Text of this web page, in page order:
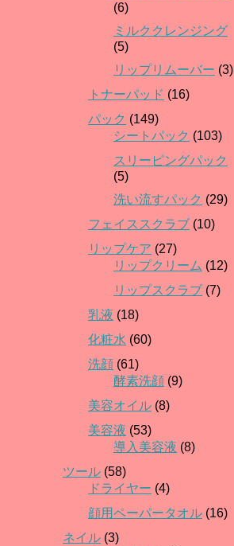
(6)
ミルククレンジング
(5)
リップリムーバー (3)
トナーパッド (16)
パック (149)
シートパック (103)
スリーピングパック
(5)
洗い流すパック (29)
フェイススクラブ (10)
リップケア (27)
リップクリーム (12)
リップスクラブ (7)
乳液 (18)
化粧水 (60)
洗顔 (61)
酵素洗顔 (9)
美容オイル (8)
美容液 (53)
導入美容液 (8)
ツール (58)
ドライヤー (4)
顔用ペーパータオル (16)
ネイル (3)